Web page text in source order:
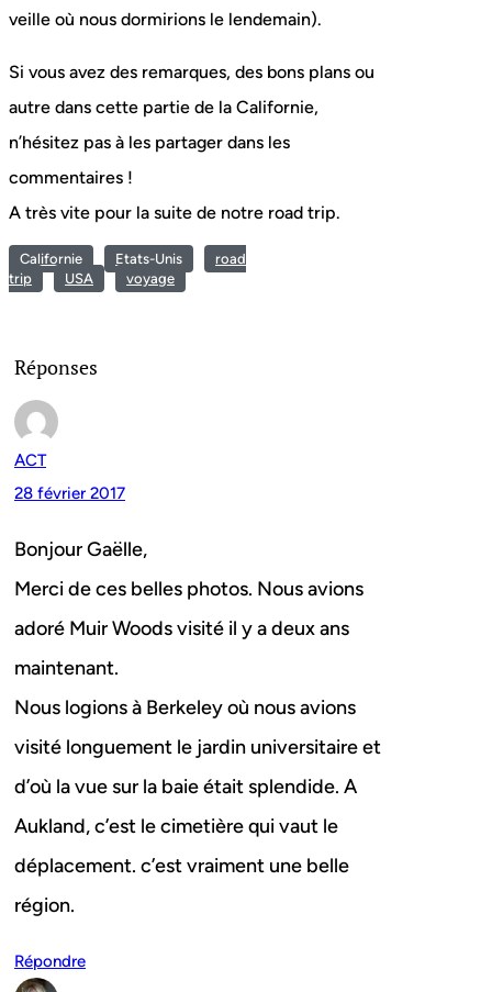
veille où nous dormirions le lendemain).
Si vous avez des remarques, des bons plans ou
autre dans cette partie de la Californie,
n’hésitez pas à les partager dans les
commentaires !
A très vite pour la suite de notre road trip.
Californie Etats-Unis
road
trip
USA voyage
Réponses
ACT
28 février 2017
Bonjour Gaëlle,
Merci de ces belles photos. Nous avions
adoré Muir Woods visité il y a deux ans
maintenant.
Nous logions à Berkeley où nous avions
visité longuement le jardin universitaire et
d’où la vue sur la baie était splendide. A
Aukland, c’est le cimetière qui vaut le
déplacement. c’est vraiment une belle
région.
Répondre